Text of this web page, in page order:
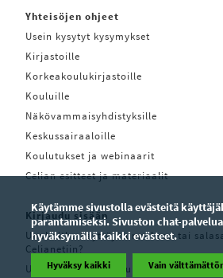
Yhteisöjen ohjeet
Usein kysytyt kysymykset
Kirjastoille
Korkeakoulukirjastoille
Kouluille
Näkövammaisyhdistyksille
Keskussairaaloille
Koulutukset ja webinaarit
Celian esitteet ja materiaalit
Kirjaudu sisään
Unohditko käyttäjätunnuksesi tai
Celianetiin?
Unohditko käyttäjätunnuksesi tai
Käytämme sivustolla evästeitä
parantamiseksi. Sivuston chat-
hyväksymällä kaikki evästeet.
Hyväksy kaikki Vain